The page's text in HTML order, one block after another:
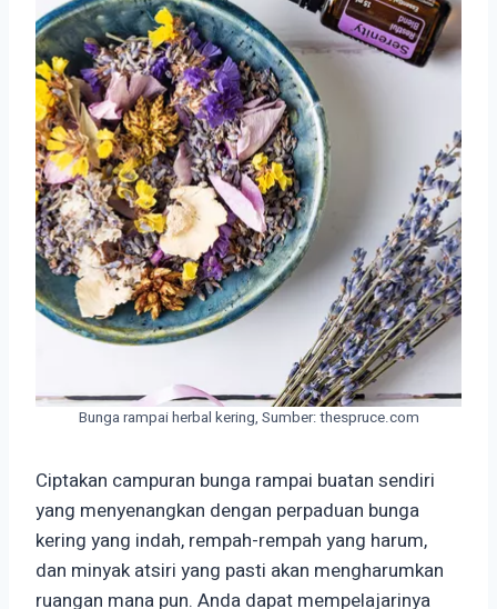
Bunga rampai herbal kering, Sumber: thespruce.com
Ciptakan campuran bunga rampai buatan sendiri
yang menyenangkan dengan perpaduan bunga
kering yang indah, rempah-rempah yang harum,
dan minyak atsiri yang pasti akan mengharumkan
ruangan mana pun. Anda dapat mempelajarinya